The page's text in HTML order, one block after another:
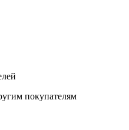
покупателям